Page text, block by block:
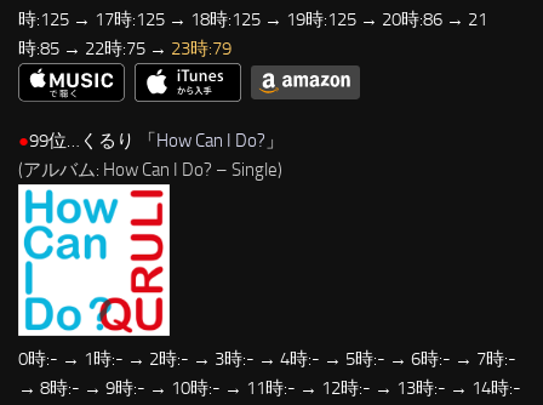
時:125 → 17時:125 → 18時:125 → 19時:125 → 20時:86 → 21
時:85 → 22時:75 → 23時:79
●99位…くるり 「 How Can I Do? 」
(アルバム: How Can I Do? – Single)
0時:- → 1時:- → 2時:- → 3時:- → 4時:- → 5時:- → 6時:- → 7時:-
→ 8時:- → 9時:- → 10時:- → 11時:- → 12時:- → 13時:- → 14時:-